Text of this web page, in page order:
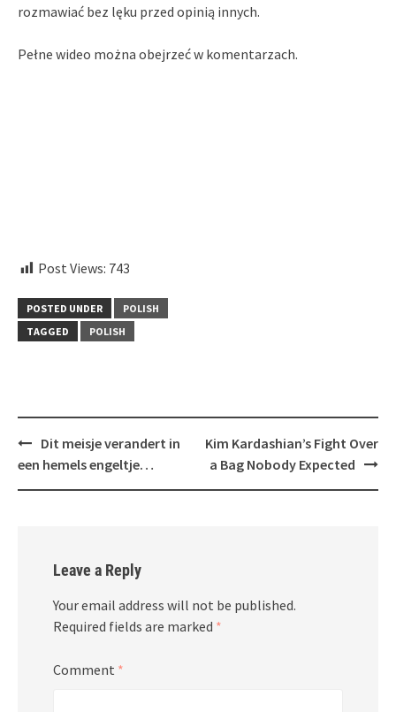
rozmawiać bez lęku przed opinią innych.
Pełne wideo można obejrzeć w komentarzach.
Post Views: 743
POSTED UNDER
POLISH
TAGGED
POLISH
Post
navigation
Dit meisje verandert in
een hemels engeltje…
Kim Kardashian’s Fight Over
a Bag Nobody Expected
Leave a Reply
Your email address will not be published.
Required fields are marked *
Comment *